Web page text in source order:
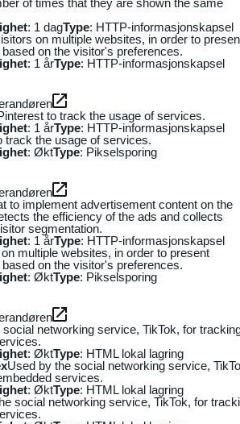
: 1 dagType: HTTP-informasjonskapsel
on multiple websites, in order to
on the visitor's preferences.
: 1 årType: HTTP-informasjonskapsel
to track the usage of services.
: 1 årType: HTTP-informasjonskapsel
track the usage of services.
: ØktType: Pikselsporing
to implement advertisement content on the
the efficiency of the ads and collects
segmentation.
: 1 årType: HTTP-informasjonskapsel
multiple websites, in order to present
on the visitor's preferences.
: ØktType: Pikselsporing
networking service, TikTok, for
: ØktType: HTML lokal lagring
Used by the social networking service,
services.
: ØktType: HTML lokal lagring
social networking service, TikTok, for